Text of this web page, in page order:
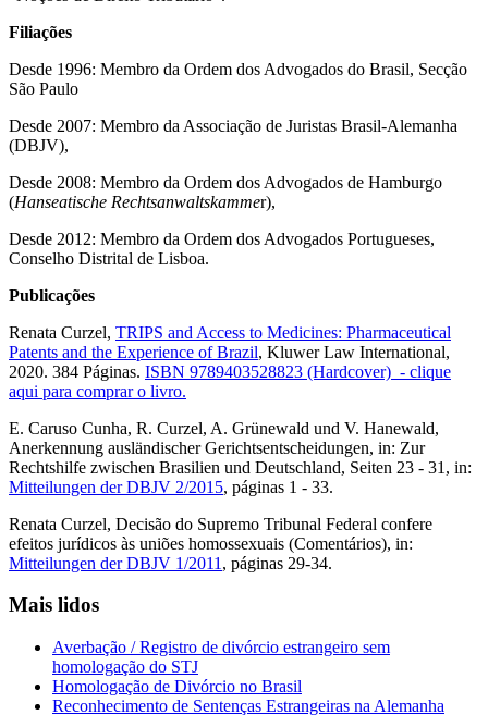
Filiações
Desde 1996: Membro da Ordem dos Advogados do Brasil, Secção
São Paulo
Desde 2007: Membro da Associação de Juristas Brasil-Alemanha
(DBJV),
Desde 2008: Membro da Ordem dos Advogados de Hamburgo
(Hanseatische Rechtsanwaltskammer),
Desde 2012: Membro da Ordem dos Advogados Portugueses,
Conselho Distrital de Lisboa.
Publicações
Renata Curzel, TRIPS and Access to Medicines: Pharmaceutical
Patents and the Experience of Brazil, Kluwer Law International,
2020. 384 Páginas. ISBN 9789403528823 (Hardcover) - clique
aqui para comprar o livro.
E. Caruso Cunha, R. Curzel, A. Grünewald und V. Hanewald,
Anerkennung ausländischer Gerichtsentscheidungen, in: Zur
Rechtshilfe zwischen Brasilien und Deutschland, Seiten 23 - 31, in:
Mitteilungen der DBJV 2/2015, páginas 1 - 33.
Renata Curzel, Decisão do Supremo Tribunal Federal confere
efeitos jurídicos às uniões homossexuais (Comentários), in:
Mitteilungen der DBJV 1/2011 , páginas 29-34.
Mais lidos
Averbação / Registro de divórcio estrangeiro sem
homologação do STJ
Homologação de Divórcio no Brasil
Reconhecimento de Sentenças Estrangeiras na Alemanha